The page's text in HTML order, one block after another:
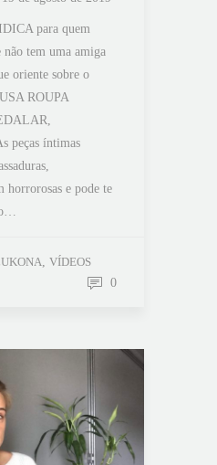
para quem
não tem uma amiga
oriente sobre o
ROUPA
peças íntimas
horrorosas e pode te
, VÍDEOS
0